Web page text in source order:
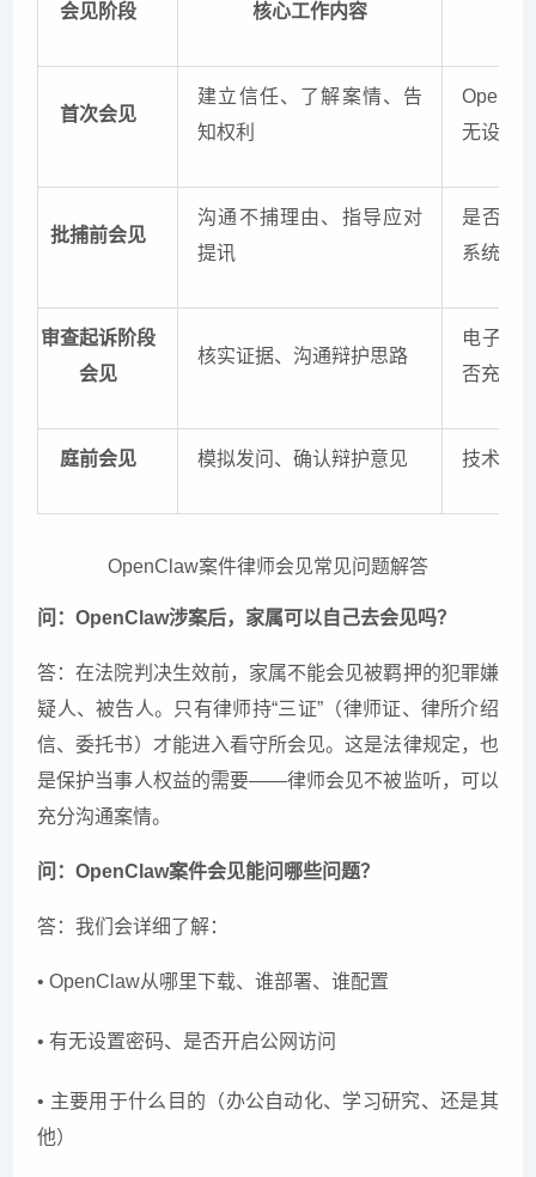
会见阶段 核心工作内容
首次会见
建立信任、了解案情、告
知权利
无设置
批捕前会见
沟通不捕理由、指导应对
提讯
是否明
系统影
审查起诉阶段
会见
核实证据、沟通辩护思路
电子数
否充分
庭前会见 模拟发问、确认辩护意见 技术原
OpenClaw案件律师会见常见问题解答
问：OpenClaw涉案后，家属可以自己去会见吗？
答：在法院判决生效前，家属不能会见被羁押的犯罪嫌
疑人、被告人。只有律师持“三证”（律师证、律所介绍
信、委托书）才能进入看守所会见。这是法律规定，也
是保护当事人权益的需要——律师会见不被监听，可以
充分沟通案情。
问：OpenClaw案件会见能问哪些问题？
答：我们会详细了解：
• OpenClaw从哪里下载、谁部署、谁配置
• 有无设置密码、是否开启公网访问
• 主要用于什么目的（办公自动化、学习研究、还是其
他）